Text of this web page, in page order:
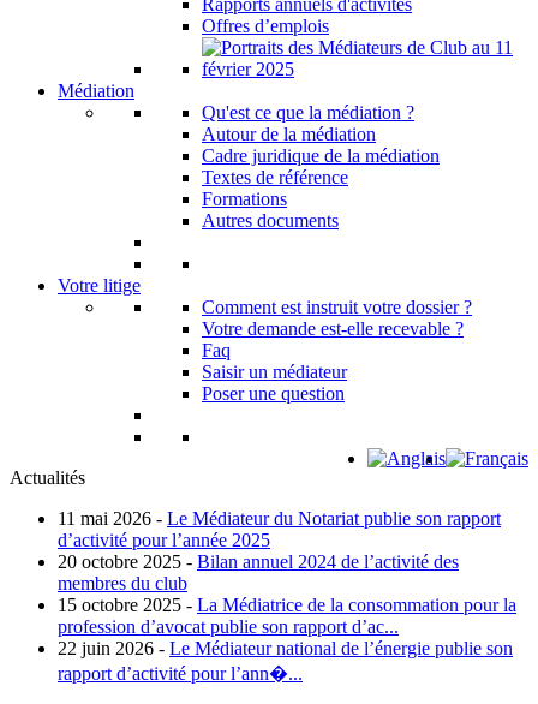
Rapports annuels d'activités
Offres d’emplois
Médiation
Qu'est ce que la médiation ?
Autour de la médiation
Cadre juridique de la médiation
Textes de référence
Formations
Autres documents
Votre litige
Comment est instruit votre dossier ?
Votre demande est-elle recevable ?
Faq
Saisir un médiateur
Poser une question
Actualités
11 mai 2026 - Le Médiateur du Notariat publie son rapport
d’activité pour l’année 2025
20 octobre 2025 - Bilan annuel 2024 de l’activité des
membres du club
15 octobre 2025 - La Médiatrice de la consommation pour la
profession d’avocat publie son rapport d’ac...
22 juin 2026 - Le Médiateur national de l’énergie publie son
rapport d’activité pour l’ann�...